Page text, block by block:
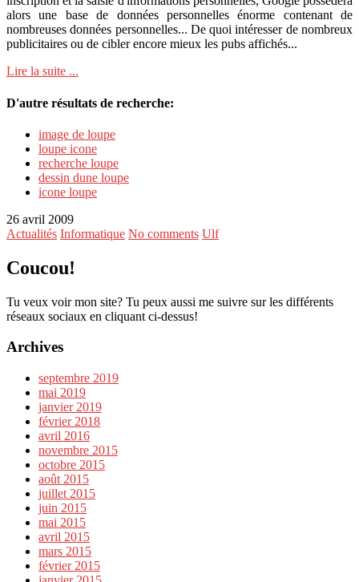
alors une base de données personnelles énorme contenant de
nombreuses données personnelles... De quoi intéresser de nombreux
publicitaires ou de cibler encore mieux les pubs affichés...
Lire la suite ...
D'autre résultats de recherche:
image de loupe
loupe icone
recherche loupe
dessin dune loupe
icone loupe
26 avril 2009
Actualités Informatique No comments Ulf
Coucou!
Tu veux voir mon site? Tu peux aussi me suivre sur les différents
réseaux sociaux en cliquant ci-dessus!
Archives
septembre 2019
mai 2019
janvier 2019
février 2018
avril 2016
novembre 2015
octobre 2015
août 2015
juillet 2015
juin 2015
mai 2015
avril 2015
mars 2015
février 2015